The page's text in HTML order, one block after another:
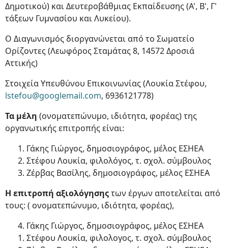
Δημοτικού) και Δευτεροβάθμιας Εκπαίδευσης (Α', Β', Γ'
τάξεων Γυμνασίου και Λυκείου).
Ο Διαγωνισμός διοργανώνεται από το Σωματείο
Ορίζοντες (Λεωφόρος Σταμάτας 8, 14572 Δροσιά
Αττικής)
Στοιχεία Υπευθύνου Επικοινωνίας (Λουκία Στέφου,
lstefou@googlemail.com, 6936121778)
Τα μέλη (ονοματεπώνυμο, ιδιότητα, φορέας) της
οργανωτικής επιτροπής είναι:
1. Γάκης Γιώργος, δημοσιογράφος, μέλος ΕΣΗΕΑ
2. Στέφου Λουκία, φιλολόγος, τ. σχολ. σύμβουλος
3. Ζέρβας Βασίλης, δημοσιογράφος, μέλος ΕΣΗΕΑ
Η επιτροπή αξιολόγησηςτων έργων αποτελείται από
τους: ( ονοματεπώνυμο, ιδιότητα, φορέας),
4. Γάκης Γιώργος, δημοσιογράφος, μέλος ΕΣΗΕΑ
1. Στέφου Λουκία, φιλολογος, τ. σχολ. σύμβουλος